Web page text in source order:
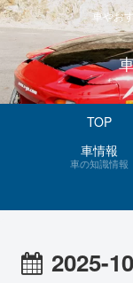
車やお
TOP
車情報
車の知識情報
2025-10